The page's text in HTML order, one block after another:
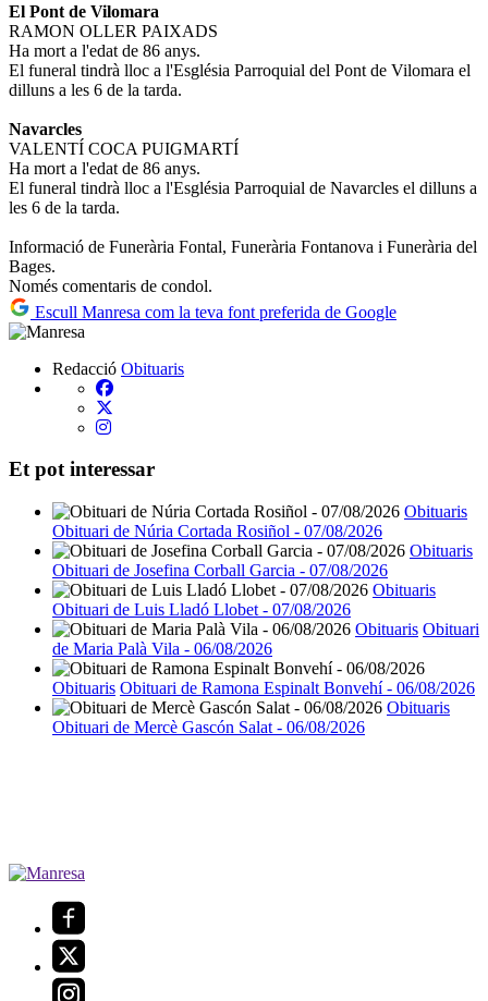
El Pont de Vilomara
RAMON OLLER PAIXADS
Ha mort a l'edat de 86 anys.
El funeral tindrà lloc a l'Església Parroquial del Pont de Vilomara el
dilluns a les 6 de la tarda.
Navarcles
VALENTÍ COCA PUIGMARTÍ
Ha mort a l'edat de 86 anys.
El funeral tindrà lloc a l'Església Parroquial de Navarcles el dilluns a
les 6 de la tarda.
Informació de Funerària Fontal, Funerària Fontanova i Funerària del
Bages.
Només comentaris de condol.
Escull Manresa com la teva font preferida de Google
Redacció Obituaris
Et pot interessar
Obituaris
Obituari de Núria Cortada Rosiñol - 07/08/2026
Obituaris
Obituari de Josefina Corball Garcia - 07/08/2026
Obituaris
Obituari de Luis Lladó Llobet - 07/08/2026
Obituaris Obituari
de Maria Palà Vila - 06/08/2026
Obituaris Obituari de Ramona Espinalt Bonvehí - 06/08/2026
Obituaris
Obituari de Mercè Gascón Salat - 06/08/2026